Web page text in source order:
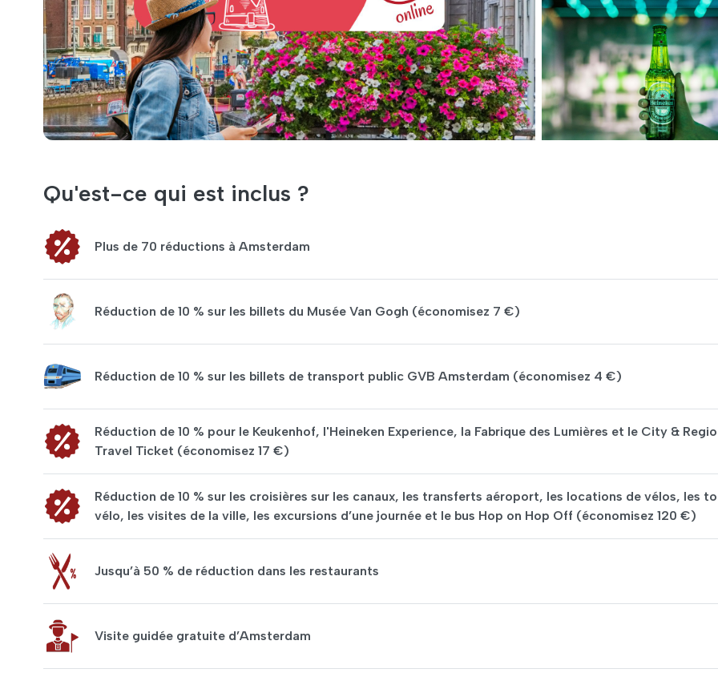
Qu'est-ce qui est inclus ?
Plus de 70 réductions à Amsterdam
Réduction de 10 % sur les billets du Musée Van Gogh (économisez 7 €)
Réduction de 10 % sur les billets de transport public GVB Amsterdam (économisez 4 €)
Réduction de 10 % pour le Keukenhof, l'Heineken Experience, la Fabrique des Lumières et le City &
Travel Ticket (économisez 17 €)
Réduction de 10 % sur les croisières sur les canaux, les transferts aéroport, les locations de vélos, les
vélo, les visites de la ville, les excursions d’une journée et le bus Hop on Hop Off (économisez 120 €)
Jusqu’à 50 % de réduction dans les restaurants
Visite guidée gratuite d’Amsterdam